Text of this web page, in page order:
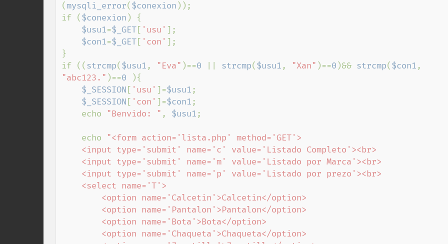
( mysqli_error( $conexion ));
if ( $conexion ) {
$usu1=$_GET[ 'usu' ];
$con1=$_GET[ 'con' ];
}
if (( strcmp( $usu1 , "Eva" )==0 strcmp( $usu1 , "Xan" )==0 )&& strcmp( $con1
"abc123." )==0
){
$_SESSION [ 'usu' ]=$usu1 ;
$_SESSION [ 'con' ]=$con1 ;
    echo
"Benvido: " , $usu1 ;
    echo
"<form action='lista.php' method='GET'>